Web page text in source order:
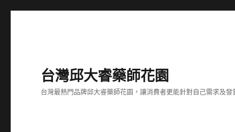
台灣邱大睿藥師花園
台灣最熱門品牌邱大睿藥師花園，讓消費者更能針對自己需求及